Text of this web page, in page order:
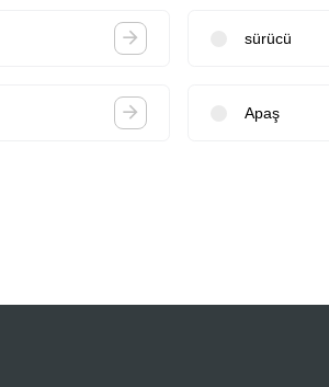
sürücü
Apaş